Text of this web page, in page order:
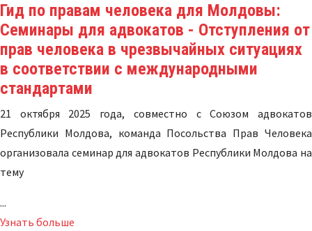
Гид по правам человека для Молдовы:
Семинары для адвокатов - Отступления от
прав человека в чрезвычайных ситуациях
в соответствии с международными
стандартами
21 октября 2025 года, совместно с Союзом адвокатов
Республики Молдова, команда Посольства Прав Человека
организовала семинар для адвокатов Республики Молдова на
тему
...
Узнать больше